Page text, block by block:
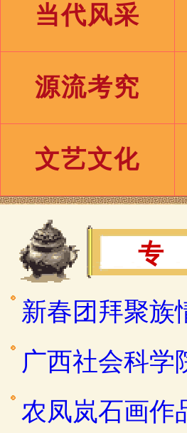
当代风采
源流考究
文艺文化
新春团拜聚
广西社会科
农凤岚石画作